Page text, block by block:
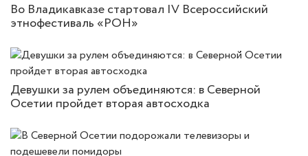
Во Владикавказе стартовал IV Всероссийский
этнофестиваль «РОН»
Девушки за рулем объединяются: в Северной
Осетии пройдет вторая автосходка